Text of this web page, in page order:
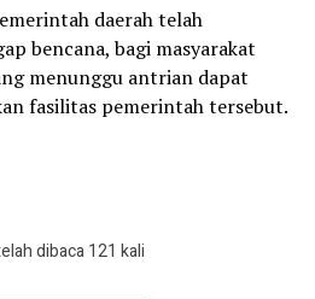
daerah telah
bencana, bagi masyarakat
menunggu antrian dapat
fasilitas pemerintah tersebut.
dibaca 121 kali